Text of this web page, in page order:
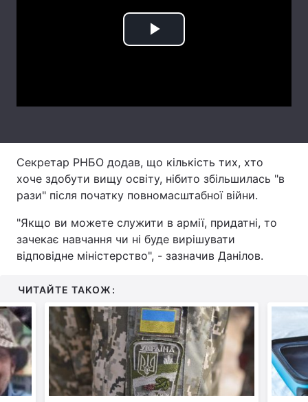
Play
Секретар РНБО додав, що кількість тих, хто
хоче здобути вищу освіту, нібито збільшилась "в
рази" після початку повномасштабної війни.
"Якщо ви можете служити в армії, придатні, то
зачекає навчання чи ні буде вирішувати
відповідне міністерство", - зазначив Данілов.
ЧИТАЙТЕ ТАКОЖ: